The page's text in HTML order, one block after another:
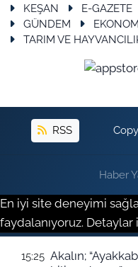
KEŞAN E-GAZETE
GÜNDEM
TARIM VE
RSS
Haber
En iyi site deneyimi
faydalanıyoruz. Detaylar
15:25 Akalın;